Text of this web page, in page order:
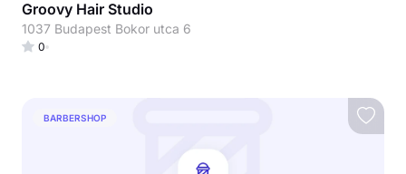
Groovy Hair Studio
1037 Budapest Bokor utca 6
0
BARBERSHOP